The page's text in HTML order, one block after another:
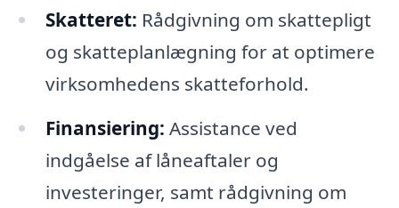
Skatteret: Rådgivning om skattepligt
og skatteplanlægning for at optimere
virksomhedens skatteforhold.
Finansiering: Assistance ved
indgåelse af låneaftaler og
investeringer, samt rådgivning om